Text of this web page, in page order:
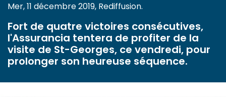
Mer, 11 décembre 2019, Rediffusion.
Fort de quatre victoires consécutives,
l'Assurancia tentera de profiter de la
visite de St-Georges, ce vendredi, pour
prolonger son heureuse séquence.